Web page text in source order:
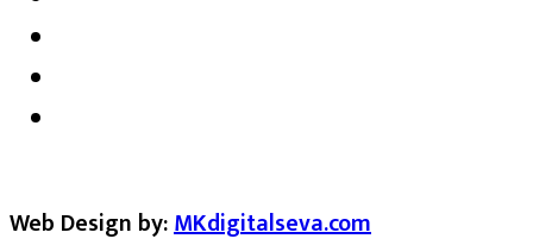
Web Design by:MKdigitalseva.com